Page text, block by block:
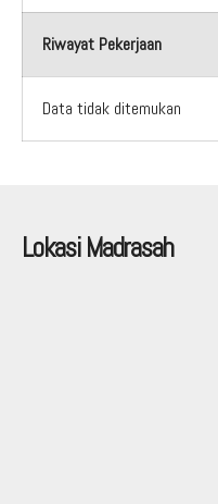
Riwayat Pekerjaan
Data tidak ditemukan
Lokasi Madrasah